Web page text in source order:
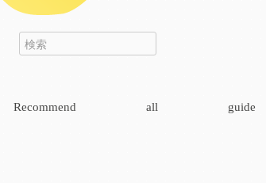
Recommend all guide